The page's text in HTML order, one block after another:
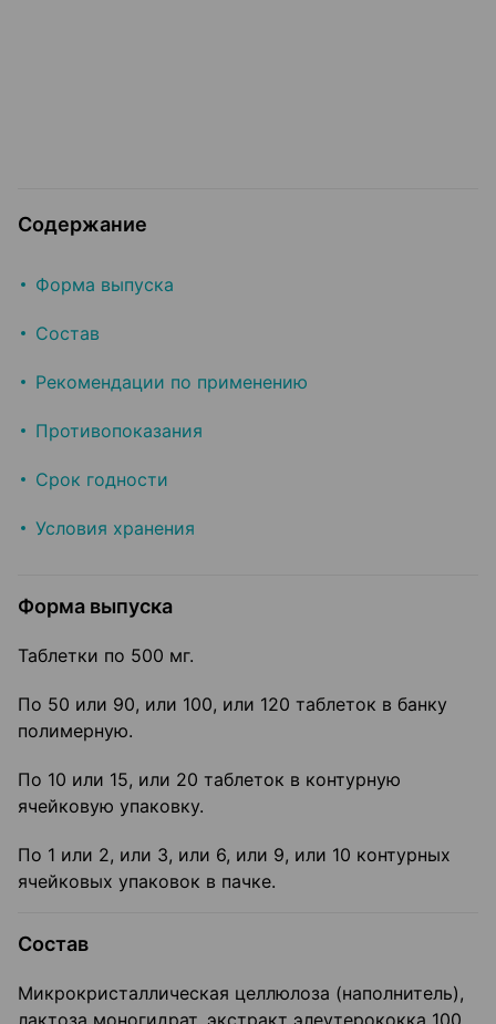
Содержание
Форма выпуска
Состав
Рекомендации по применению
Противопоказания
Срок годности
Условия хранения
Форма выпуска
Таблетки по 500 мг.
По 50 или 90, или 100, или 120 таблеток в банку
полимерную.
По 10 или 15, или 20 таблеток в контурную
ячейковую упаковку.
По 1 или 2, или 3, или 6, или 9, или 10 контурных
ячейковых упаковок в пачке.
Состав
Микрокристаллическая целлюлоза (наполнитель),